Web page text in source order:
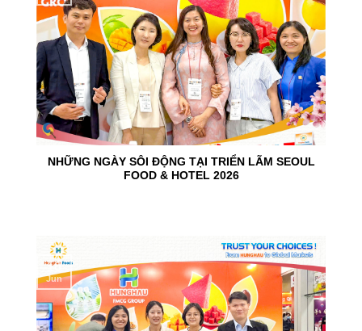
NHỮNG NGÀY SÔI ĐỘNG TẠI TRIỂN LÃM SEOUL
FOOD & HOTEL 2026
10
Jun